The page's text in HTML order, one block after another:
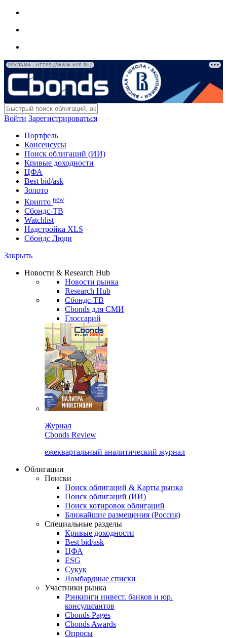
РЕКЛАМА • HTTPS://WWW.HSE.RU/
Войти Зарегистрироваться
Портфель
Консенсусы
Поиск облигаций (ИИ)
Кривые доходности
ЦФА
Best bid/ask
Золото
Крипто new
Сбондс-ТВ
Watchlist
Надстройка XLS
Сбондс Люди
Закрыть
Новости & Research Hub
Новости рынка
Research Hub
Сбондс-ТВ
Cbonds для СМИ
Глоссарий
Журнал
Cbonds Review
ежеквартальный аналитический журнал
Облигации
Поиски
Поиск облигаций & Карты рынка
Поиск облигаций (ИИ)
Поиск котировок облигаций
Ближайшие размещения (Россия)
Специальные разделы
Кривые доходности
Best bid/ask
ЦФА
ESG
Сукук
Ломбардные списки
Участники рынка
Рэнкинги инвест. банков и юр.
консультантов
Cbonds Pages
Cbonds Awards
Опросы